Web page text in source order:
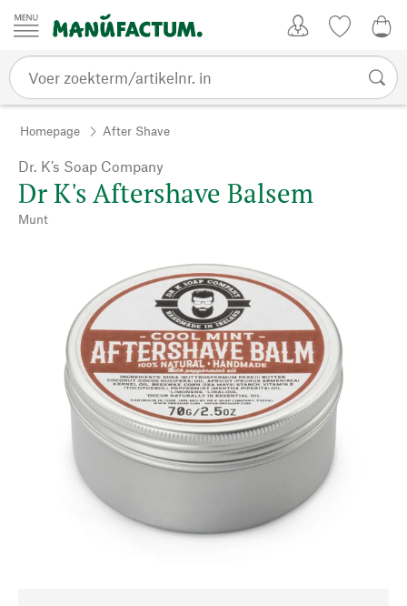
Passer au contenu
Homepage After Shave
Dr. K’s Soap Company
Dr K's Aftershave Balsem
Munt